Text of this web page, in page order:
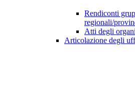
Rendiconti
regionali/
Atti degli
Articolazione degli